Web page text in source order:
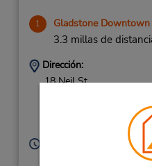
1 Gladstone Downtown
3.3 millas de
Dirección:
18 Neil St,
Mon - Fri 8:00 AM -